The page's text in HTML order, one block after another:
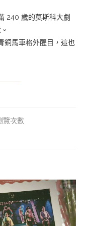
240 歲的莫斯科大劇
銅馬車格外醒目，這也
覽次數